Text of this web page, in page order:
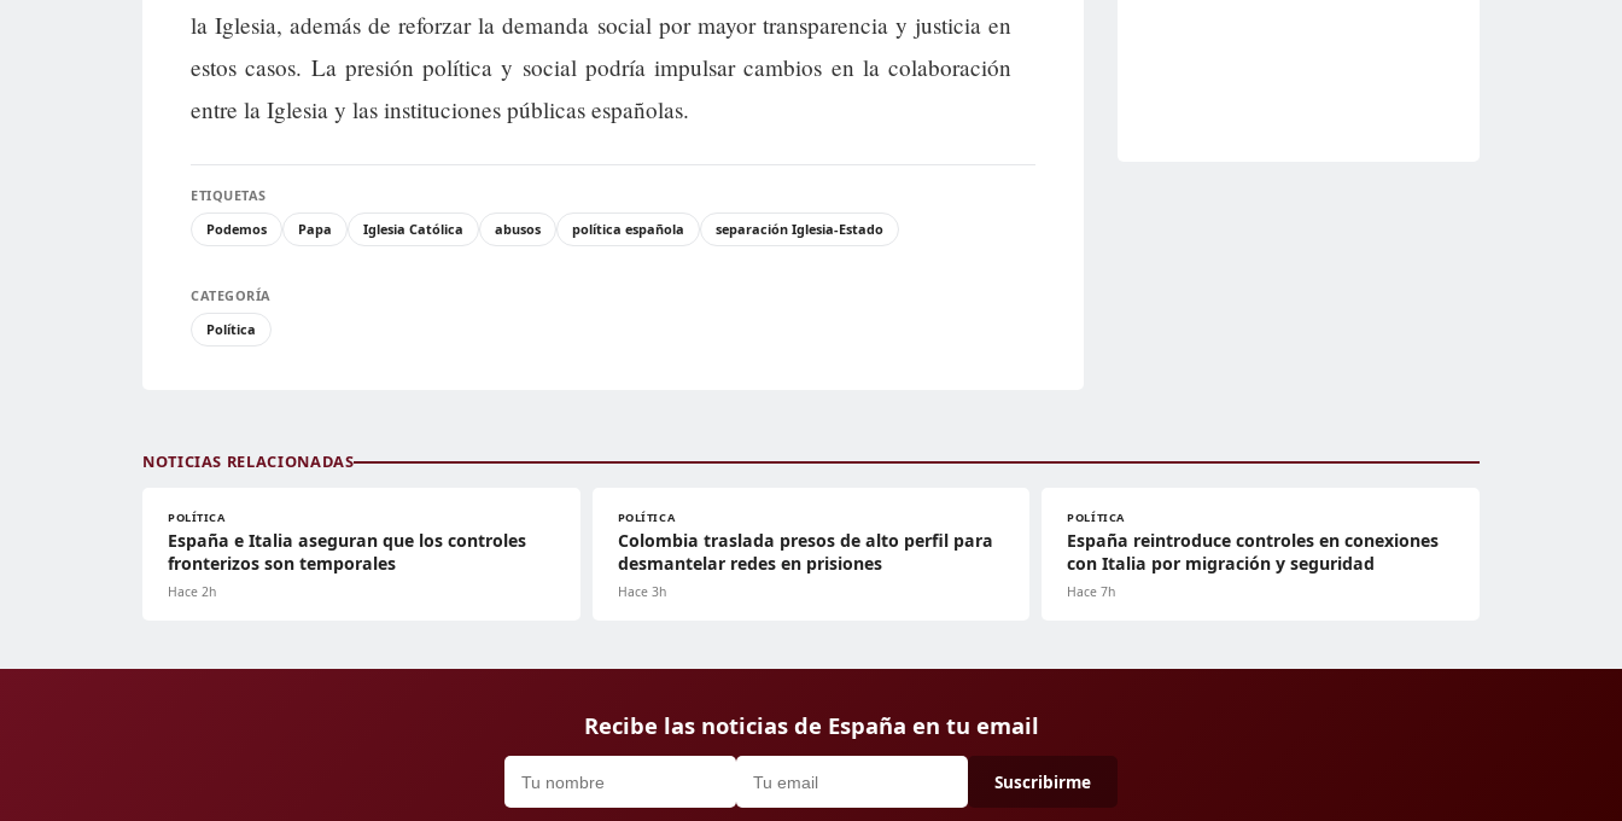
la Iglesia, además de reforzar la demanda social por mayor transparencia y justicia en
estos casos. La presión política y social podría impulsar cambios en la colaboración
entre la Iglesia y las instituciones públicas españolas.
ETIQUETAS
Podemos
Papa Iglesia Católica abusos política española separación Iglesia-Estado
CATEGORÍA
Política
NOTICIAS RELACIONADAS
POLÍTICA
España e Italia aseguran que los controles
fronterizos son temporales
Hace 2h
POLÍTICA
Colombia traslada presos de alto perfil para
desmantelar redes en prisiones
Hace 3h
POLÍTICA
España reintroduce controles en conexiones
con Italia por migración y seguridad
Hace 7h
Recibe las noticias de España en tu email
Suscribirme